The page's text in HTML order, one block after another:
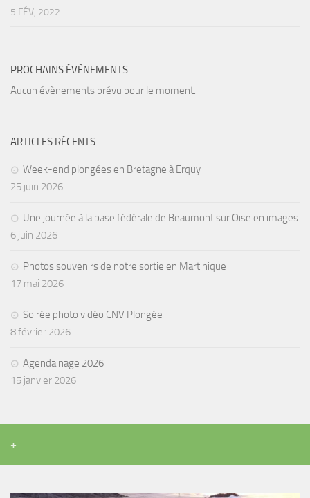
Agenda
Résultats Compétitions
MATERIEL
Occasions
5 FÉV, 2022
PROCHAINS ÉVÈNEMENTS
Aucun évènements prévu pour le moment.
ARTICLES RÉCENTS
Week-end plongées en Bretagne à Erquy
25 juin 2026
Une journée à la base fédérale de Beaumont sur Oise en images
6 juin 2026
Photos souvenirs de notre sortie en Martinique
17 mai 2026
Soirée photo vidéo CNV Plongée
8 février 2026
Agenda nage 2026
15 janvier 2026
+